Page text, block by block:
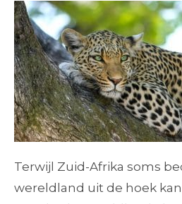
Terwijl Zuid-Afrika soms
wereldland uit de hoek